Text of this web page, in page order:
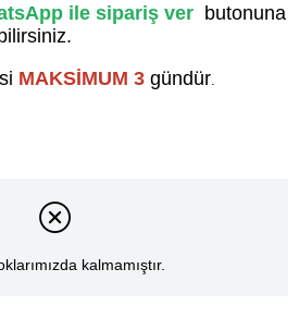
ile sipariş ver butonuna
MAKSİMUM 3 gündür
kalmamıştır.